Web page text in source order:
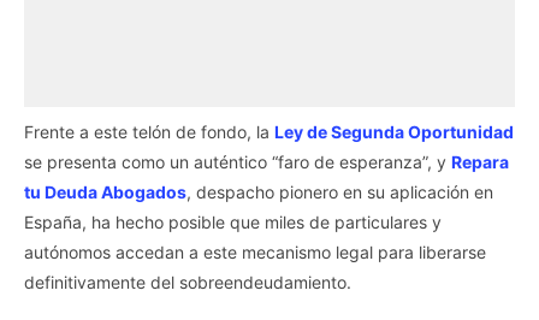
Frente a este telón de fondo, la Ley de Segunda Oportunidad
se presenta como un auténtico “faro de esperanza”, y Repara
tu Deuda Abogados, despacho pionero en su aplicación en
España, ha hecho posible que miles de particulares y
autónomos accedan a este mecanismo legal para liberarse
definitivamente del sobreendeudamiento.